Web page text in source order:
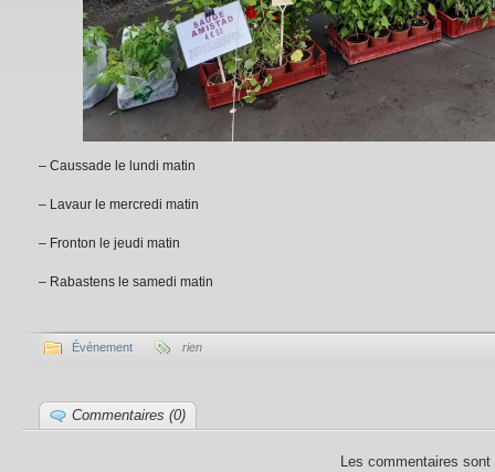
– Caussade le lundi matin
– Lavaur le mercredi matin
– Fronton le jeudi matin
– Rabastens le samedi matin
Événement rien
Commentaires (0)
Les commentaires